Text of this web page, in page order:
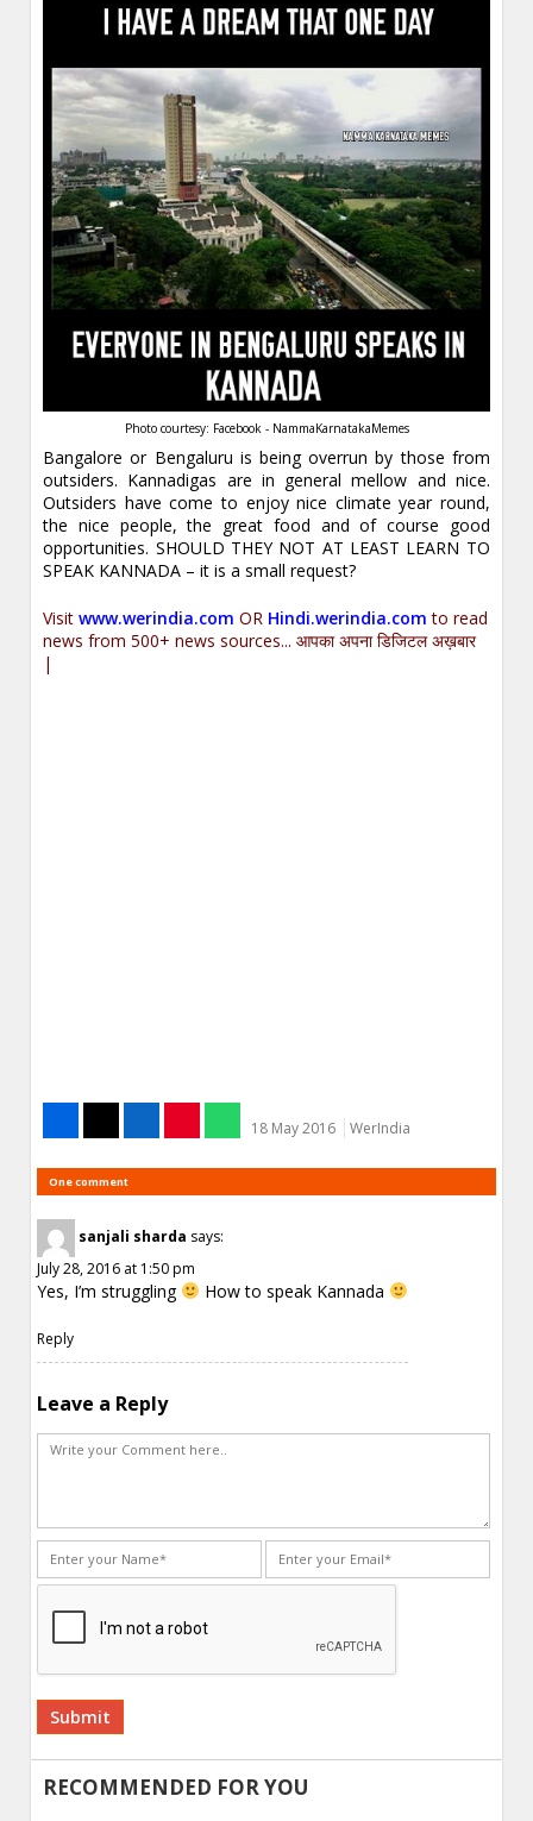
Photo courtesy: Facebook - NammaKarnatakaMemes
Bangalore or Bengaluru is being overrun by those from
outsiders. Kannadigas are in general mellow and nice.
Outsiders have come to enjoy nice climate year round,
the nice people, the great food and of course good
opportunities. SHOULD THEY NOT AT LEAST LEARN TO
SPEAK KANNADA – it is a small request?
Visitwww.werindia.com OR Hindi.werindia.com to read
news from 500+ news sources... आपका अपना डिजिटल अख़बार
|
18 May 2016 WerIndia
One comment
sanjali sharda says:
July 28, 2016 at 1:50 pm
Yes, I’m struggling How to speak Kannada
Reply
Leave a Reply
Alternative:
RECOMMENDED FOR YOU